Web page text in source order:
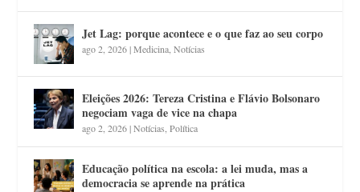
Jet Lag: porque acontece e o que faz ao seu corpo
ago 2, 2026|Medicina ,Notícias
Eleições 2026: Tereza Cristina e Flávio Bolsonaro
negociam vaga de vice na chapa
ago 2, 2026|Notícias ,Política
Educação política na escola: a lei muda, mas a
democracia se aprende na prática